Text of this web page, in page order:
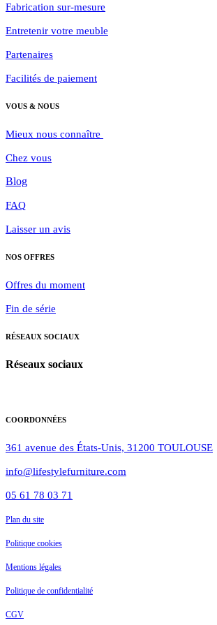
Fabrication sur-mesure​
Entretenir votre meuble
Partenaires
Facilités de paiement
VOUS & NOUS
Mieux nous connaître
Chez vous
Blog
FAQ
Laisser un avis
NOS OFFRES
Offres du moment
Fin de série
RÉSEAUX SOCIAUX
Réseaux sociaux
COORDONNÉES
361 avenue des États-Unis, 31200 TOULOUSE
info@lifestylefurniture.com
05 61 78 03 71
Plan du site
Politique cookies
Mentions légales
Politique de confidentialité
CGV